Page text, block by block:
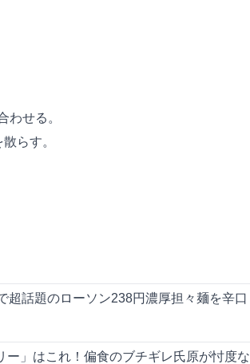
わせる。
らす。
超話題のローソン238円濃厚担々麺を辛口
ー」はこれ！偏食のブチギレ氏原が忖度な